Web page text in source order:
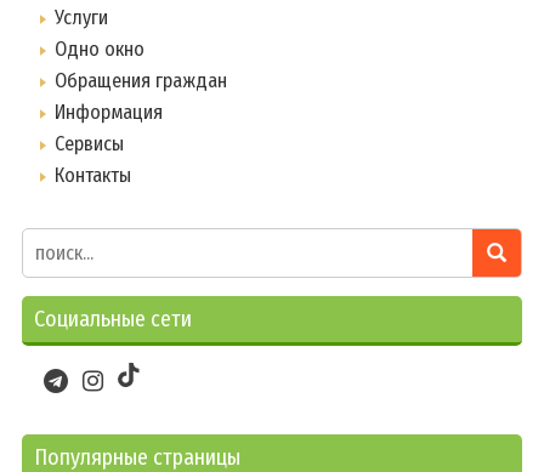
Услуги
Одно окно
Обращения граждан
Информация
Сервисы
Контакты
Социальные сети
Популярные страницы